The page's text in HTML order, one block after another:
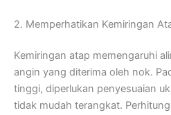
2. Memperhatikan Kemiringan
Kemiringan atap memengaruhi
angin yang diterima oleh nok.
tinggi, diperlukan penyesuaian
tidak mudah terangkat.